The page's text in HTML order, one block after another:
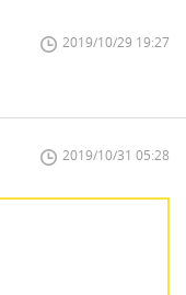
2019/10/29 19:27
2019/10/31 05:28